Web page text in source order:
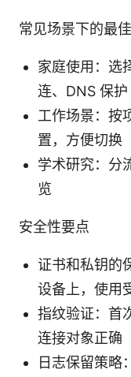
常见场景下的最
家庭使用：选
连、DNS 保护
工作场景：按
置，方便切换
学术研究：分
览
安全性要点
证书和私钥的
设备上，使用
指纹验证：首
连接对象正确
日志保留策略